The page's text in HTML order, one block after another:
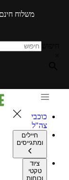
משלוח חינם
כוכבי
צה"ל
חיילים
ומתגייסים
ציוד
טקטי
וכוחות